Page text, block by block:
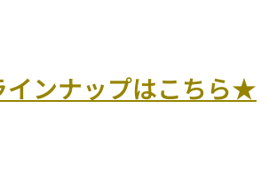
ンナップはこちら★